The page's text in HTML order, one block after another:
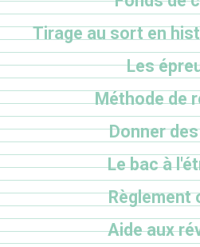
Tirage au sort en
Les
Méthode de
Donner
Le bac à
Règlement
Aide aux